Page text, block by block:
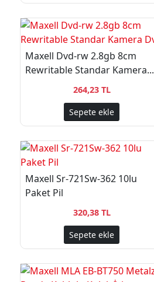
Maxell Dvd-rw 2.8gb 8cm
Rewritable Standar Kamera...
264,23 TL
Sepete ekle
Maxell Sr-721Sw-362 10lu
Paket Pil
320,38 TL
Sepete ekle